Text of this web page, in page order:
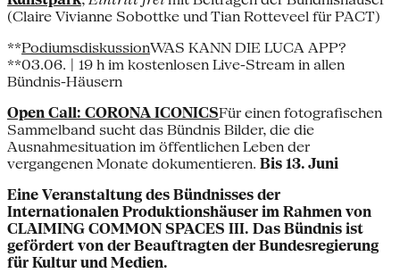
(Claire Vivianne Sobottke und Tian Rotteveel für PACT)
**PodiumsdiskussionWAS KANN DIE LUCA APP?
**03.06. | 19 h im kostenlosen Live-Stream in allen
Bündnis-Häusern
Open Call: CORONA ICONICSFür einen fotografischen
Sammelband sucht das Bündnis Bilder, die die
Ausnahmesituation im öffentlichen Leben der
vergangenen Monate dokumentieren. Bis 13. Juni
Eine Veranstaltung des Bündnisses der
Internationalen Produktionshäuser im Rahmen von
CLAIMING COMMON SPACES III. Das Bündnis ist
gefördert von der Beauftragten der Bundesregierung
für Kultur und Medien.